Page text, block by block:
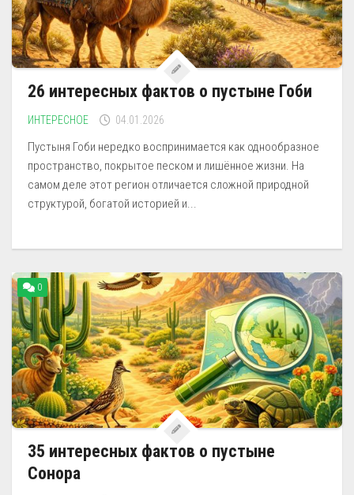
26 интересных фактов о пустыне Гоби
ИНТЕРЕСНОЕ 04.01.2026
Пустыня Гоби нередко воспринимается как однообразное
пространство, покрытое песком и лишённое жизни. На
самом деле этот регион отличается сложной природной
структурой, богатой историей и...
0
35 интересных фактов о пустыне
Сонора